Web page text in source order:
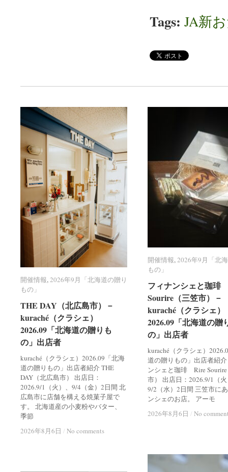
Tags: JA新
開催情報,2026年9月「北海道の贈り
もの」
THE DAY（北広島市）－
kuraché（クラシェ）
2026.09「北海道の贈りも
の」出店者
kuraché（クラシェ）2026.09「北海
道の贈りもの」出店者紹介 THE
DAY（北広島市） 出店日：
2026.9/1（火）、9/4（金）2日間 北
広島市に店舗を構える焼菓子屋で
す。 北海道産の小麦粉やバター、
季節
2026年8月6日 / No comments
開催情報 2026年9月「北海道の贈り
もの」
THE DAY（北広島市）－
kuraché（クラシェ）
2026.09「北海道の贈りも
の」出店者
2026年8月6日 / No comments
開催情報,2026年9月「北
もの」
フィナンシェと珈
Sourire（三笠市）－
kuraché（クラシェ）
2026.09「北海道の贈
の」出店者
kuraché（クラシェ）
道の贈りもの」出店者紹
ンシェと珈琲 Rire
市） 出店日：2026.9/1（
9/2（水）2日間 三笠市に
ンシェのお店。 アーモ
2026年8月6日 / No
開催情報 2026年9月「北
もの」
フィナンシェと珈
Sourire（三笠市）－
kuraché（クラシェ）
2026.09「北海道の贈
の」出店者
2026年8月6日 / No